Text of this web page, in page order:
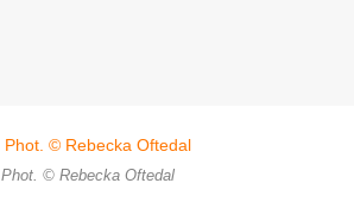
Phot. © Rebecka Oftedal